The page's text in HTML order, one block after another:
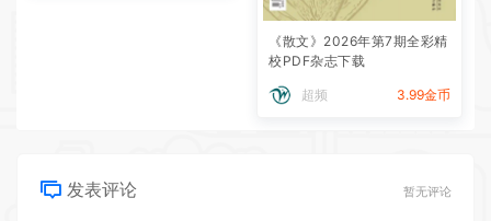
《散文》2026年第7期全彩精
校PDF杂志下载
超频 3.99金币
发表评论 暂无评论